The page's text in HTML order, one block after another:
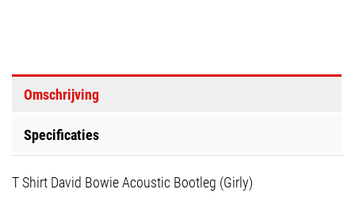
Omschrijving
Specificaties
T Shirt David Bowie Acoustic Bootleg (Girly)